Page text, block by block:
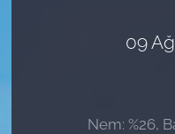
09
Nem: %26,